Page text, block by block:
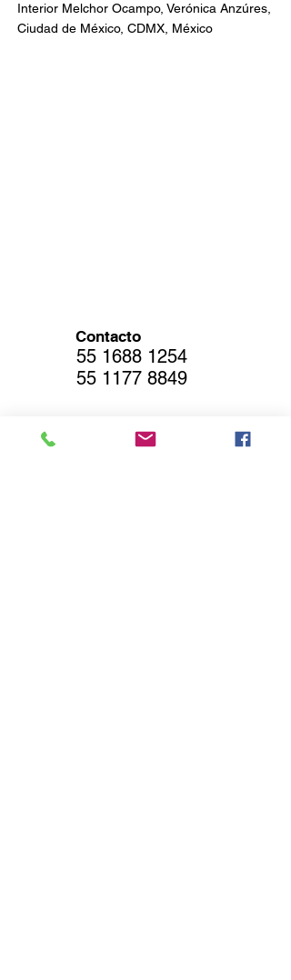
Interior Melchor Ocampo, Verónica Anzúres,
Ciudad de México, CDMX, México
Contacto
55 1688 1254
55 1177 8849